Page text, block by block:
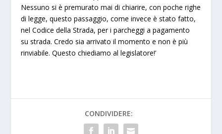
Nessuno si è premurato mai di chiarire, con poche righe
di legge, questo passaggio, come invece è stato fatto,
nel Codice della Strada, per i parcheggi a pagamento
su strada. Credo sia arrivato il momento e non è più
rinviabile. Questo chiediamo al legislatore!’
CONDIVIDERE: